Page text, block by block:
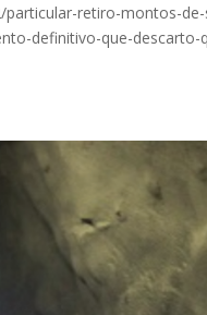
retiro-montos-
definitivo-que-